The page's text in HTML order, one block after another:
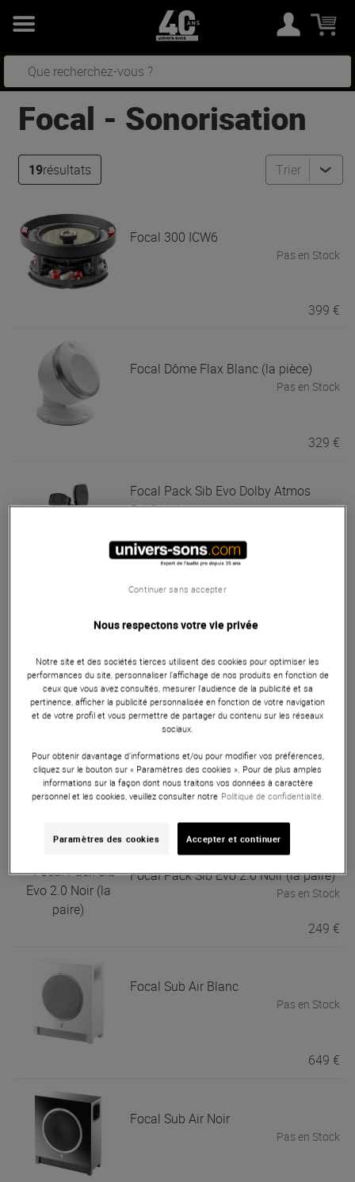
Focal - Sonorisation
19résultats Trier
Focal 300 ICW6
Pas en Stock
399 €
Focal Dôme Flax Blanc (la pièce)
Pas en Stock
329 €
Focal Pack Sib Evo Dolby Atmos
5.1.2 Noir
FocalPack Sib Evo 5.1 Noir
690 €
FocalPack Sib Evo Dolby Atmos 2.0
Noir (la paire)
Pas en Stock
FocalPack Sib Evo 2.0 Noir (la paire)
Pas en Stock
249 €
FocalSub Air Blanc
Pas en Stock
649 €
FocalSub Air Noir
Pas en Stock
Nous respectons votre vie privée
Notre site et des sociétés tierces utilisent des cookies pour optimiser les
performances du site, personnaliser l’affichage de nos produits en fonction de
ceux que vous avez consultés, mesurer l'audience de la publicité et sa
pertinence, afficher la publicité personnalisée en fonction de votre navigation
et de votre profil et vous permettre de partager du contenu sur les réseaux
sociaux.
Pour obtenir davantage d'informations et/ou pour modifier vos préférences,
cliquez sur le bouton sur « Paramètres des cookies ». Pour de plus amples
informations sur la façon dont nous traitons vos données à caractère
personnel et les cookies, veuillez consulter notre Politique de confidentialité.
Paramètres des cookies Accepter et continuer
Continuer sans accepter